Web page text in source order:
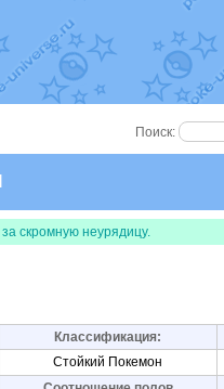
Поиск:
скромную неурядицу.
Классификация:
Стойкий Покемон